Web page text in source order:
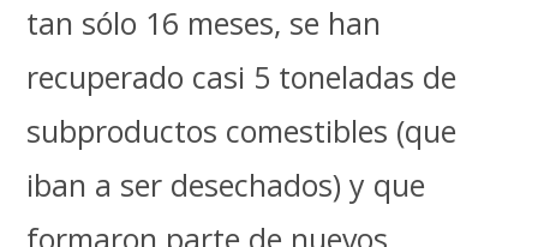
tan sólo 16 meses, se han
recuperado casi 5 toneladas de
subproductos comestibles (que
iban a ser desechados) y que
formaron parte de nuevos